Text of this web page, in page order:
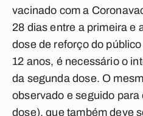
vacinado com a
28 dias entre a primeira e
dose de reforço do
12 anos, é necessário o
da segunda dose. O
observado e seguido para
dose), que também deve